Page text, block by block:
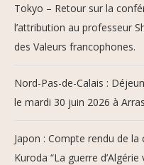
Tokyo – Retour sur la
l’attribution au professeur
des Valeurs francophones.
Nord-Pas-de-Calais :
le mardi 30 juin 2026 à
Japon : Compte rendu de
Kuroda “La guerre d’Algérie